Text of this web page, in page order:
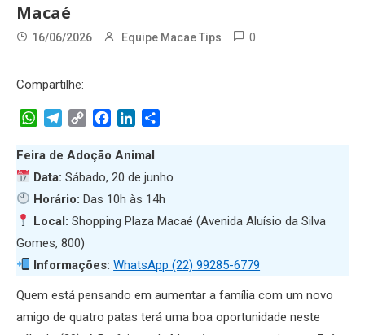
Macaé
16/06/2026 Equipe Macae Tips 0
Compartilhe:
WhatsApp
Telegram
Copy
FacebookLinkedIn
Feira de Adoção Animal
Data: Sábado, 20 de junho
Horário: Das 10h às 14h
Local: Shopping Plaza Macaé (Avenida Aluísio da Silva
Gomes, 800)
Informações: WhatsApp (22) 99285-6779
Quem está pensando em aumentar a família com um novo
amigo de quatro patas terá uma boa oportunidade neste